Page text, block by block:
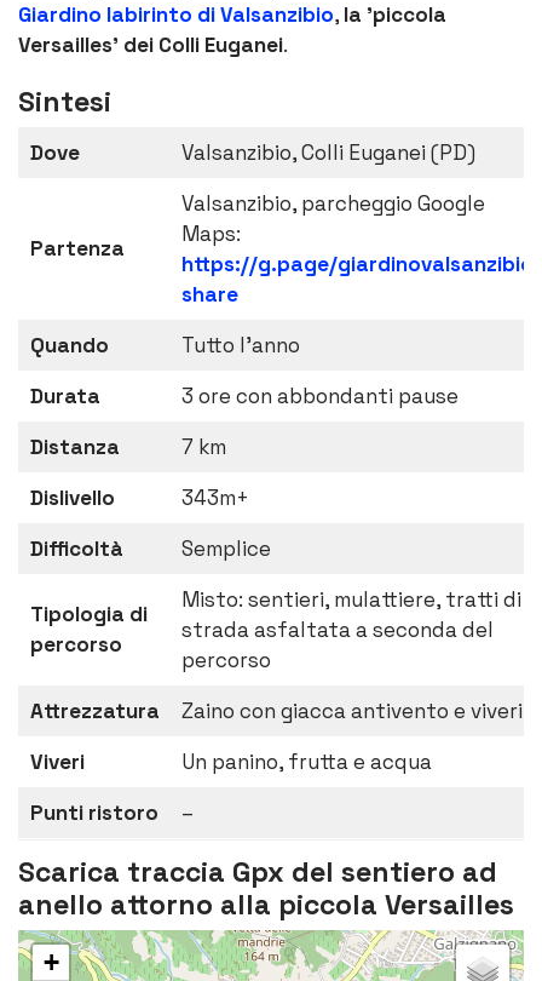
Giardino labirinto di Valsanzibio, la 'piccola
Versailles' dei Colli Euganei.
Sintesi
Dove Valsanzibio, Colli Euganei (PD)
Partenza
Valsanzibio, parcheggio Google
Maps:
https://g.page/
share
Quando
Tutto l’anno
Durata
3 ore con abbondanti pause
Distanza
7 km
Dislivello
343m+
Difficoltà
Semplice
Tipologia di
percorso
Misto: sentieri, mulattiere, tratti di
strada asfaltata a seconda del
percorso
Attrezzatura
Zaino con giacca antivento e viveri
Viveri
Un panino, frutta e acqua
Punti ristoro
–
Scarica traccia Gpx del sentiero ad
anello attorno alla piccola Versailles
+